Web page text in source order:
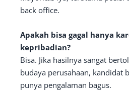
back office.
Apakah bisa gagal hanya
kepribadian?
Bisa. Jika hasilnya sangat
budaya perusahaan, kandidat
punya pengalaman bagus.